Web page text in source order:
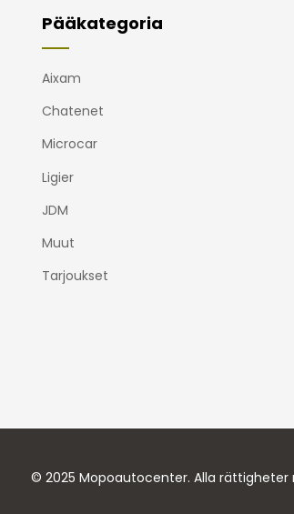
Pääkategoria
Aixam
Chatenet
Microcar
Ligier
JDM
Muut
Tarjoukset
© 2025 Mopoautocenter. Alla rättigheter